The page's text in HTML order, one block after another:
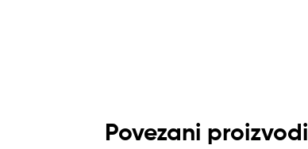
Povezani proizvodi